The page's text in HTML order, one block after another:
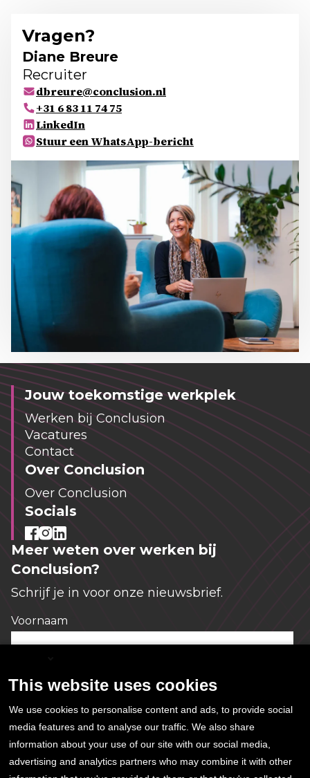
Vragen?
Diane Breure
Recruiter
dbreure@conclusion.nl
+31 6 83 11 74 75
LinkedIn
Stuur een WhatsApp-bericht
Jouw toekomstige werkplek
Werken bij Conclusion
Vacatures
Contact
Over Conclusion
Over Conclusion
Socials
Meer weten over werken bij
Conclusion?
Schrijf je in voor onze nieuwsbrief.
Voornaam
E-mailadres *
Ja, ik geef hierbij toestemming voor het
This website uses cookies
We use cookies to personalise content and ads, to provide social
media features and to analyse our traffic. We also share
information about your use of our site with our social media,
advertising and analytics partners who may combine it with other